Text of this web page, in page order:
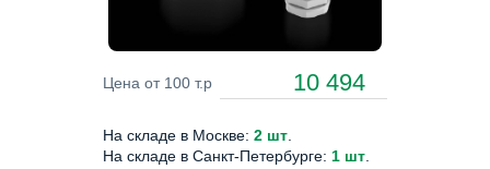
Цена от 100 т.р 10 494
На складе в Москве: 2 шт
На складе в Санкт-Петербурге: 1 шт